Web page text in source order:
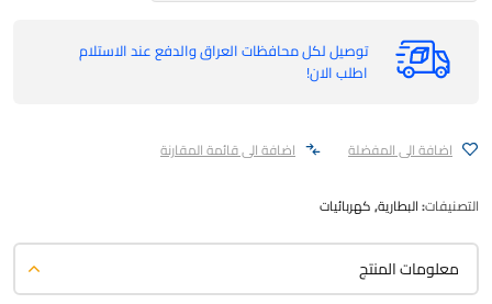
توصيل لكل محافظات العراق والدفع عند الاستلام
اطلب الان!
اضافة الى المفضلة اضافة الى قائمة المقارنة
التصنيفات:البطارية,كهربائيات
معلومات المنتج